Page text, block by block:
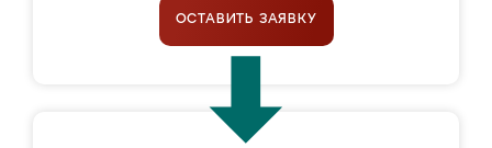
ОСТАВИТЬ ЗАЯВКУ